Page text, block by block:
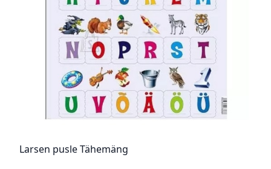
Larsen pusle Tähemäng